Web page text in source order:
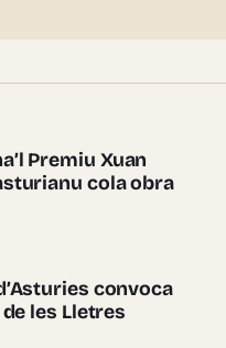
Premiu Xuan
cola obra
convoca
les Lletres